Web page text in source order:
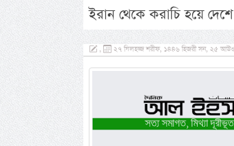
ইরান থেকে করাচি হয়ে
, ২৭ যিলহজ্জ শরীফ, ১৪৪৬ হিজরী সন, ২৫